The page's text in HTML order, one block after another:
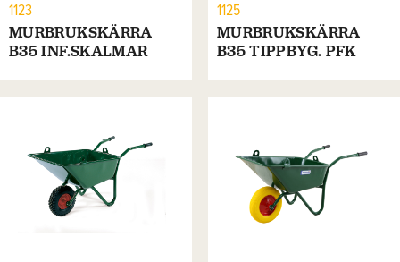
1123
MURBRUKSKÄRRA
B35 INF.SKALMAR
1125
MURBRUKSKÄRRA
B35 TIPPBYG. PFK